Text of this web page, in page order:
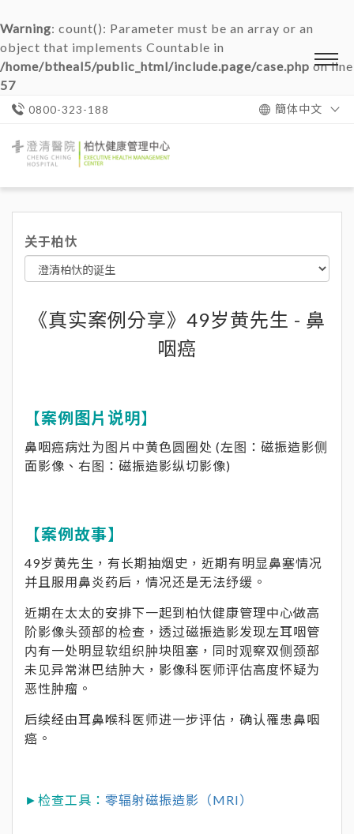
Warning: count(): Parameter must be an array or an
object that implements Countable in
/home/btheal5/public_html/include.page/case.php on line
57
0800-323-188 簡体中文
清
院
关于柏忕
《真实案例分享》49岁黄先生 - 鼻
咽癌
【案例图片说明】
鼻咽癌病灶为图片中黄色圆圈处 (左图：磁振造影侧
面影像、右图：磁振造影纵切影像)
【案例故事】
49岁黄先生，有长期抽烟史，近期有明显鼻塞情况
并且服用鼻炎药后，情况还是无法纾缓。
近期在太太的安排下一起到柏忕健康管理中心做高
阶影像头颈部的检查，透过磁振造影发现左耳咽管
内有一处明显软组织肿块阻塞，同时观察双侧颈部
未见异常淋巴结肿大，影像科医师评估高度怀疑为
恶性肿瘤。
后续经由耳鼻喉科医师进一步评估，确认罹患鼻咽
癌。
►检查工具： 零辐射磁振造影（MRI）